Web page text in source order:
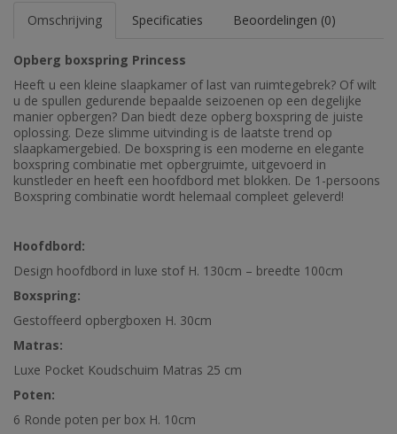
Omschrijving Specificaties Beoordelingen (0)
Opberg boxspring Princess
Heeft u een kleine slaapkamer of last van ruimtegebrek? Of wilt
u de spullen gedurende bepaalde seizoenen op een degelijke
manier opbergen? Dan biedt deze opberg boxspring de juiste
oplossing. Deze slimme uitvinding is de laatste trend op
slaapkamergebied. De boxspring is een moderne en elegante
boxspring combinatie met opbergruimte, uitgevoerd in
kunstleder en heeft een hoofdbord met blokken. De 1-persoons
Boxspring combinatie wordt helemaal compleet geleverd!
Hoofdbord:
Design hoofdbord in luxe stof H. 130cm – breedte 100cm
Boxspring:
Gestoffeerd opbergboxen H. 30cm
Matras:
Luxe Pocket Koudschuim Matras 25 cm
Poten:
6 Ronde poten per box H. 10cm